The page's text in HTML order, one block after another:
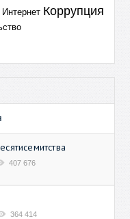
Интернет Коррупция
407 676
364 414